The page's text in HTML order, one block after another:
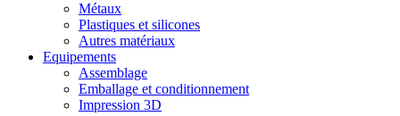
Métaux
Plastiques et silicones
Autres matériaux
Equipements
Assemblage
Emballage et conditionnement
Impression 3D